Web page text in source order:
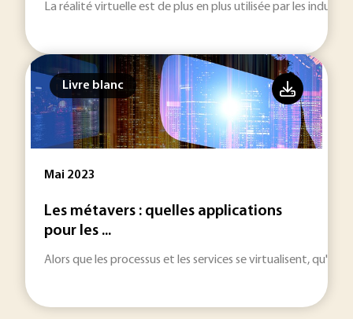
La réalité virtuelle est de plus en plus utilisée par les
Livre blanc
Mai 2023
Les métavers : quelles applications
pour les ...
Alors que les processus et les services se virtualisent,